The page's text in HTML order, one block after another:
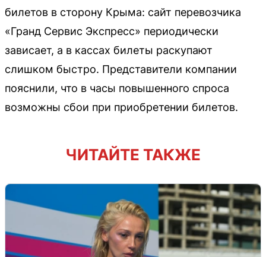
билетов в сторону Крыма: сайт перевозчика
«Гранд Сервис Экспресс» периодически
зависает, а в кассах билеты раскупают
слишком быстро. Представители компании
пояснили, что в часы повышенного спроса
возможны сбои при приобретении билетов.
ЧИТАЙТЕ ТАКЖЕ